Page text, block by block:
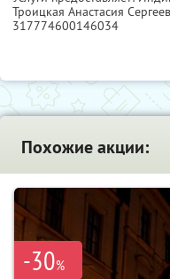
Троицкая Анастасия
317774600146034
Похожие акции:
-30%